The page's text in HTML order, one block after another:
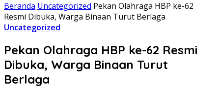
Beranda Uncategorized Pekan Olahraga HBP ke-62
Resmi Dibuka, Warga Binaan Turut Berlaga
Uncategorized
Pekan Olahraga HBP ke-62 Resmi
Dibuka, Warga Binaan Turut
Berlaga